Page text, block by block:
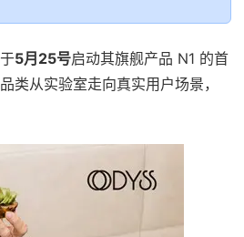
5月25号启动其旗舰产品 N1 的首
从实验室走向真实用户场景，